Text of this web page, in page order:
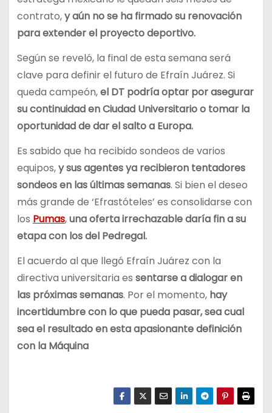
contrato,y aún no se ha firmado su renovación
para extender el proyecto deportivo.
Según se reveló, la final de esta semana será
clave para definir el futuro de Efraín Juárez. Si
queda campeón,el DT podría optar por asegurar
su continuidad en Ciudad Universitario o tomar la
oportunidad de dar el salto a Europa.
Es sabido que ha recibido sondeos de varios
equipos,y sus agentes ya recibieron tentadores
sondeos en las últimas semanas. Si bien el deseo
más grande de ‘Efrastóteles’ es consolidarse con
los Pumas,una oferta irrechazable daría fin a su
etapa con los del Pedregal.
El acuerdo al que llegó Efraín Juárez con la
directiva universitaria es sentarse a dialogar en
las próximas semanas. Por el momento, hay
incertidumbre con lo que pueda pasar, sea cual
sea el resultado en esta apasionante definición
con la Máquina